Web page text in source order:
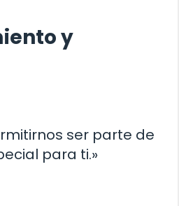
y
ser parte de
para ti.»